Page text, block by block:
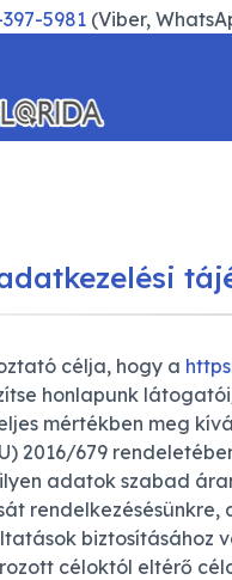
5981 (Viber,
célja, hogy a
honlapunk
mértékben meg
2016/679
adatok szabad
rendelkezésésünkre,
biztosításához
céloktól eltérő